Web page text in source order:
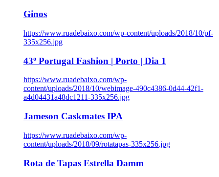
Ginos
https://www.ruadebaixo.com/wp-content/uploads/2018/10/pf-
335x256.jpg
43º Portugal Fashion | Porto | Dia 1
https://www.ruadebaixo.com/wp-
content/uploads/2018/10/webimage-490c4386-0d44-42f1-
a4d04431a48dc1211-335x256.jpg
Jameson Caskmates IPA
https://www.ruadebaixo.com/wp-
content/uploads/2018/09/rotatapas-335x256.jpg
Rota de Tapas Estrella Damm